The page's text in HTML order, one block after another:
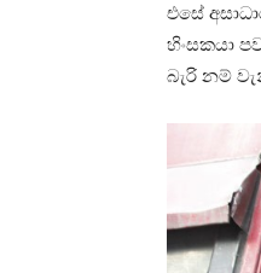
එසේ
හිංසකයා
බැරි නම්